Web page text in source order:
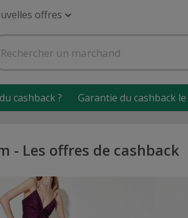
offres
cashback ? Garantie du cashback
- Les offres de cashback